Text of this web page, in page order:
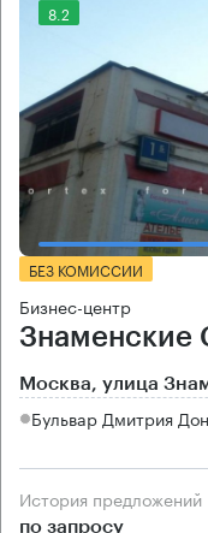
8.2
БЕЗ КОМИССИИ
Бизнес-центр
Знаменские
Москва, улица
Бульвар Дмитрия
История предложений
по запросу